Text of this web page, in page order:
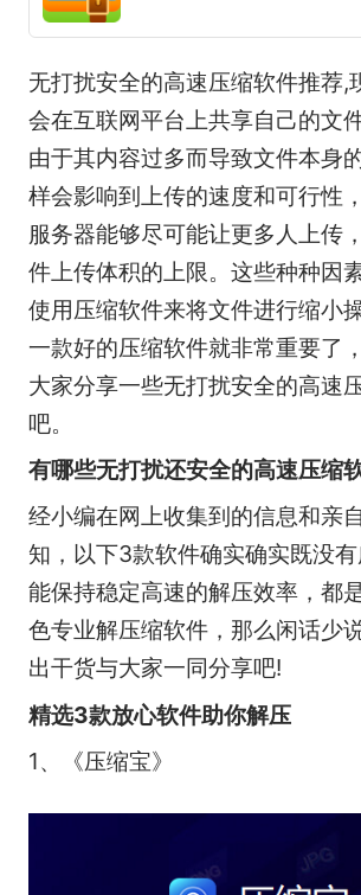
无打扰安全的高速压缩软件推荐,
会在互联网平台上共享自己的文
由于其内容过多而导致文件本身
样会影响到上传的速度和可行性
服务器能够尽可能让更多人上传
件上传体积的上限。这些种种因
使用压缩软件来将文件进行缩小
一款好的压缩软件就非常重要了
大家分享一些无打扰安全的高速
吧。
有哪些无打扰还安全的高速压缩
经小编在网上收集到的信息和亲
知，以下3款软件确实确实既没
能保持稳定高速的解压效率，都
色专业解压缩软件，那么闲话少
出干货与大家一同分享吧!
精选3款放心软件助你解压
1、《压缩宝》